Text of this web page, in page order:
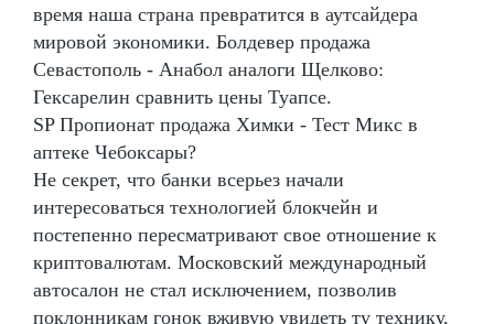
время наша страна превратится в аутсайдера
мировой экономики. Болдевер продажа
Севастополь - Анабол аналоги Щелково:
Гексарелин сравнить цены Туапсе.
SP Пропионат продажа Химки - Тест Микс в
аптеке Чебоксары?
Не секрет, что банки всерьез начали
интересоваться технологией блокчейн и
постепенно пересматривают свое отношение к
криптовалютам. Московский международный
автосалон не стал исключением, позволив
поклонникам гонок вживую увидеть ту технику,